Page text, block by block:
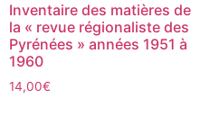
Inventaire des matières de
la « revue régionaliste des
Pyrénées » années 1951 à
1960
14,00€